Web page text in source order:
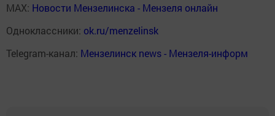
MAX: Новости Мензелинска - Мензеля онлайн
Одноклассники: ok.ru/menzelinsk
Telegram-канал: Мензелинск news - Мензеля-информ